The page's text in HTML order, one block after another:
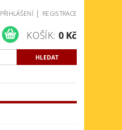
PŘIHLÁŠENÍ | REGISTRACE
KOŠÍK: 0 Kč